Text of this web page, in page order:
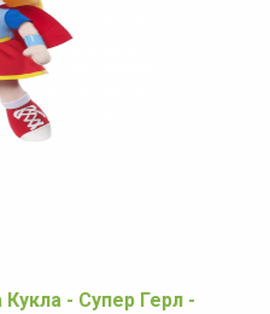
- Супер Герл -